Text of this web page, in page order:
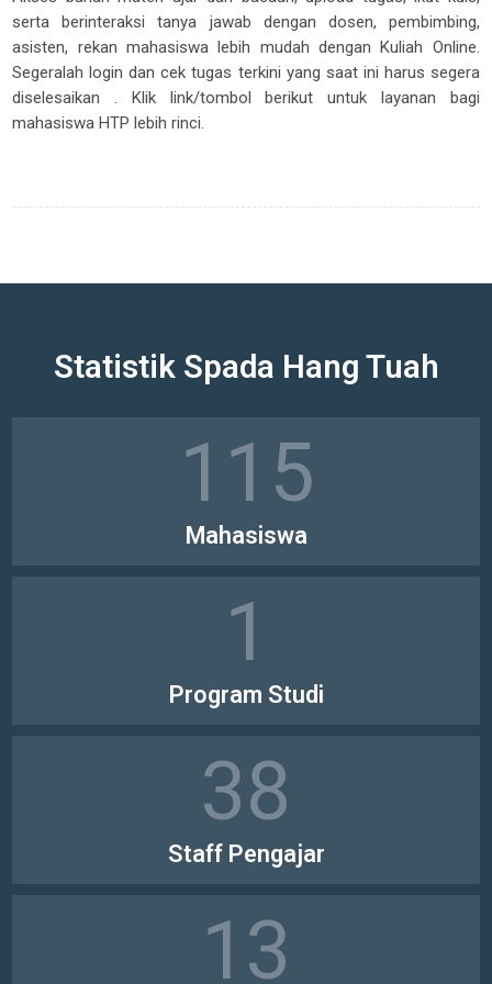
serta berinteraksi tanya jawab dengan dosen, pembimbing,
asisten, rekan mahasiswa lebih mudah dengan Kuliah Online.
Segeralah login dan cek tugas terkini yang saat ini harus segera
diselesaikan . Klik link/tombol berikut untuk layanan bagi
mahasiswa HTP lebih rinci.
Statistik Spada Hang Tuah
211
Mahasiswa
1
Program Studi
48
Staff Pengajar
17